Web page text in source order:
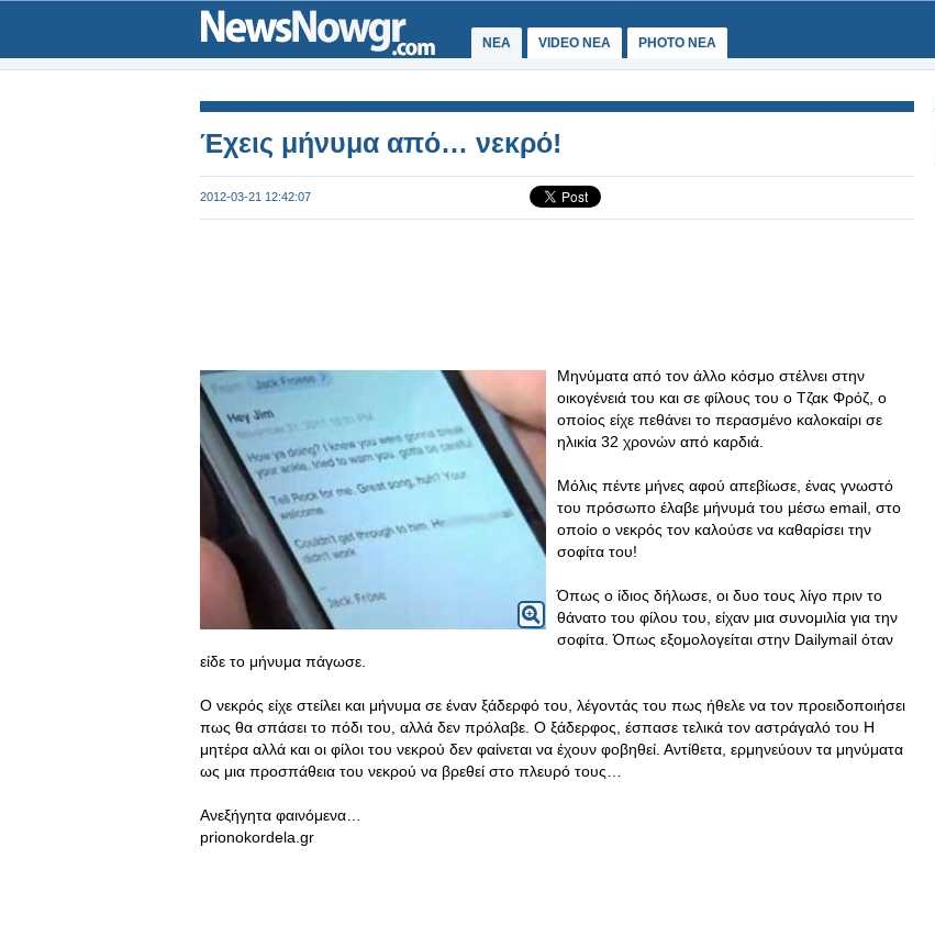
ΝΕΑ VIDEO NEA PHOTO NEA
Έχεις μήνυμα από… νεκρό!
2012-03-21 12:42:07
Μηνύματα από τον άλλο κόσμο στέλνει στην
οικογένειά του και σε φίλους του ο Τζακ Φρόζ, ο
οποίος είχε πεθάνει το περασμένο καλοκαίρι σε
ηλικία 32 χρονών από καρδιά.
Μόλις πέντε μήνες αφού απεβίωσε, ένας γνωστό
του πρόσωπο έλαβε μήνυμά του μέσω email, στο
οποίο ο νεκρός τον καλούσε να καθαρίσει την
σοφίτα του!
Όπως ο ίδιος δήλωσε, οι δυο τους λίγο πριν το
θάνατο του φίλου του, είχαν μια συνομιλία για την
σοφίτα. Όπως εξομολογείται στην Dailymail όταν
είδε το μήνυμα πάγωσε.
Ο νεκρός είχε στείλει και μήνυμα σε έναν ξάδερφό του, λέγοντάς του πως ήθελε να τον προειδοποιήσει
πως θα σπάσει το πόδι του, αλλά δεν πρόλαβε. Ο ξάδερφος, έσπασε τελικά τον αστράγαλό του Η
μητέρα αλλά και οι φίλοι του νεκρού δεν φαίνεται να έχουν φοβηθεί. Αντίθετα, ερμηνεύουν τα μηνύματα
ως μια προσπάθεια του νεκρού να βρεθεί στο πλευρό τους…
Ανεξήγητα φαινόμενα…
prionokordela.gr